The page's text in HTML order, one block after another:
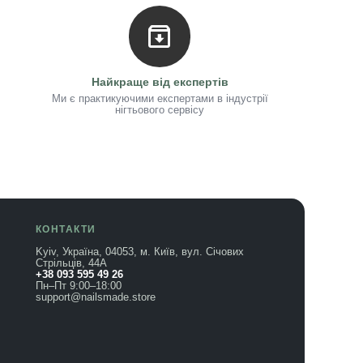
Найкраще від експертів
Ми є практикуючими експертами в індустрії
нігтьового сервісу
КОНТАКТИ
Kyiv, Україна, 04053, м. Київ, вул. Січових
Стрільців, 44А
+38 093 595 49 26
Пн–Пт 9:00–18:00
support@nailsmade.store